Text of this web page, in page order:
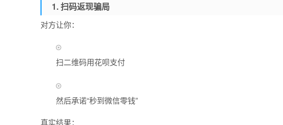
1.扫码返现骗局
对方让你：
扫二维码用花呗支付
然后承诺“秒到微信零钱”
真实结果：